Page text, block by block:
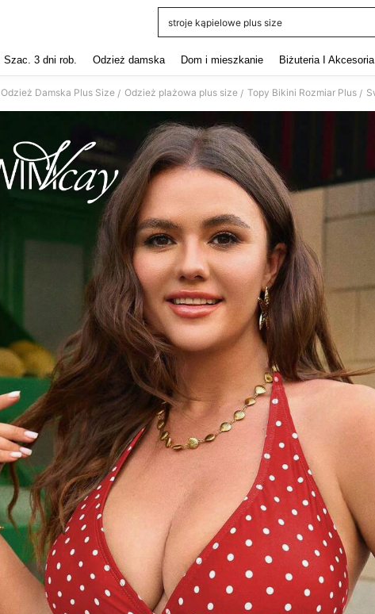
stroje kąpielowe plus size
Szac. 3 dni rob. Odzież damska Dom i mieszkanie Biżuteria I Akcesoria
Odzież Damska Plus Size / Odzież plażowa plus size / Topy Bikini Rozmiar Plus /